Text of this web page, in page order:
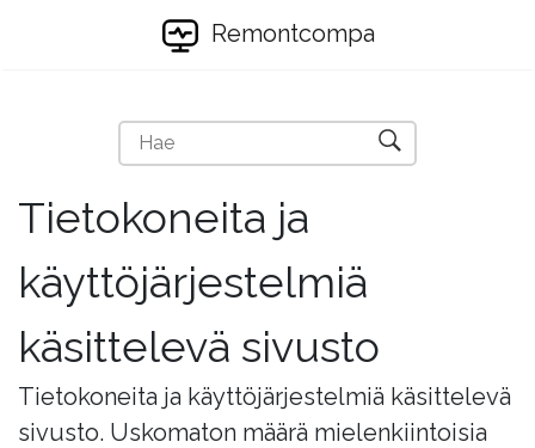
Remontcompa
Tietokoneita ja
käyttöjärjestelmiä
käsittelevä sivusto
Tietokoneita ja käyttöjärjestelmiä käsittelevä
sivusto. Uskomaton määrä mielenkiintoisia